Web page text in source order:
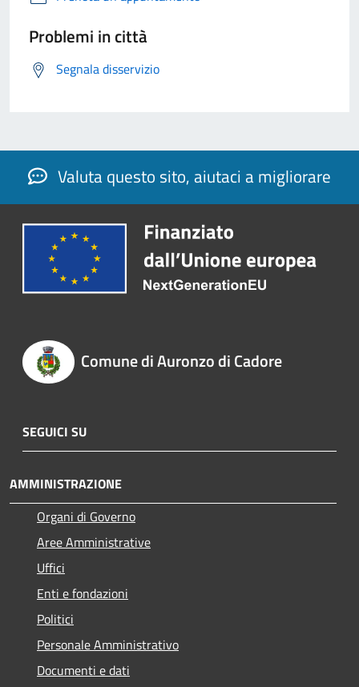
Problemi in città
Segnala disservizio
Valuta questo sito, aiutaci a migliorare
Comune di Auronzo di Cadore
SEGUICI SU
AMMINISTRAZIONE
Organi di Governo
Aree Amministrative
Uffici
Enti e fondazioni
Politici
Personale Amministrativo
Documenti e dati